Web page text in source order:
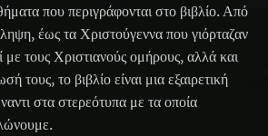
που περιγράφονται στο βιβλίο. Από
έως τα Χριστούγεννα που γιόρταζαν
με τους Χριστιανούς ομήρους, αλλά και
τους, το βιβλίο είναι μια εξαιρετική
στα στερεότυπα με τα οποία